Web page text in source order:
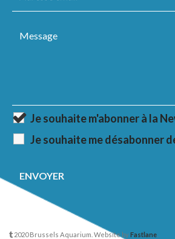
Je souhaite m'abonner à la
Je souhaite me désabonner
2020 Brussels Aquarium. Website byFastlane